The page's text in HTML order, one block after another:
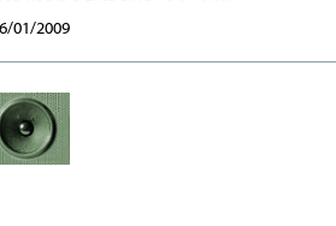
01/2009